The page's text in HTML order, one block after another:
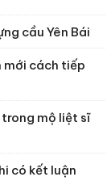
cầu Yên Bái
mới cách tiếp
mộ liệt sĩ
có kết luận